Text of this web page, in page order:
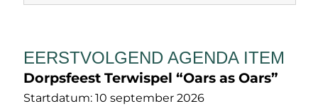
EERSTVOLGEND AGENDA ITEM
Dorpsfeest Terwispel “Oars as Oars”
Startdatum: 10 september 2026